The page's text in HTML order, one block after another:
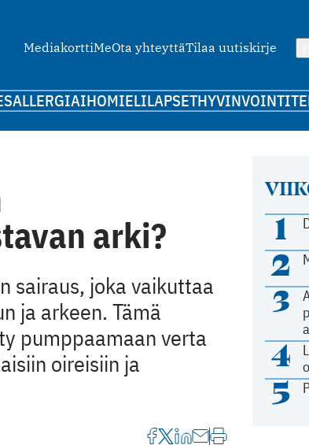
MediakorttiMeOta yhteyttäTilaa uutiskirje
ALLERGIAIHOMIELILAPSETHYVINVOINTI
1
2
3
4
5
arki?
sairaus, joka vaikuttaa
ja arkeen. Tämä
pumppaamaan verta
oireisiin ja